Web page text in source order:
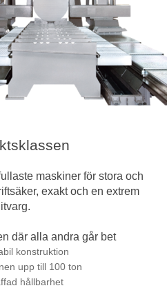
maskiner för stora och
exakt och en extrem
där alla andra går bet
konstruktion
upp till 100 ton
hållbarhet